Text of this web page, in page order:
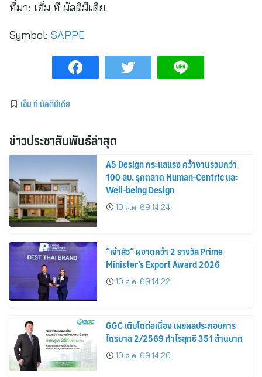
ที่มา: เอ็ม ที มัลติมีเดีย
Symbol: SAPPE
เอ็ม ที มัลติมีเดีย
ข่าวประชาสัมพันธ์ล่าสุด
A5 Design กระแสแรง คว้างานรวมกว่า
100 ลบ. รุกตลาด Human-Centric และ
Well-being Design
10 ส.ค. 69 14:24
“เจ้าสัว” ผงาดคว้า 2 รางวัล Prime
Minister’s Export Award 2026
10 ส.ค. 69 14:22
GGC เติบโตต่อเนื่อง เผยผลประกอบการ
ไตรมาส 2/2569 กำไรสุทธิ 351 ล้านบาท
10 ส.ค. 69 14:20